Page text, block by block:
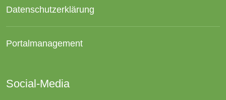
Datenschutzerklärung
Portalmanagement
Social-Media